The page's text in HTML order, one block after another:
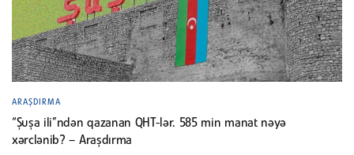
ARAŞDIRMA
“Şuşa ili”ndən qazanan QHT-lər. 585 min manat nəyə
xərclənib? – Araşdırma